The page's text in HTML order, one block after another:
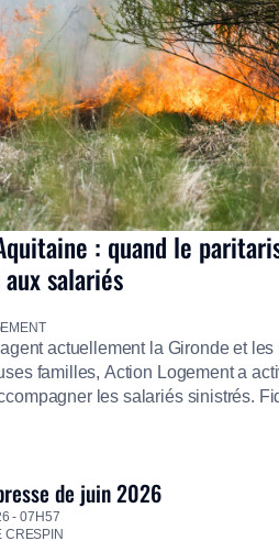
: quand le
salariés
actuellement la Gironde et les
familles, Action Logement a
les salariés sinistrés.
de juin 2026
- 07H57
CRESPIN